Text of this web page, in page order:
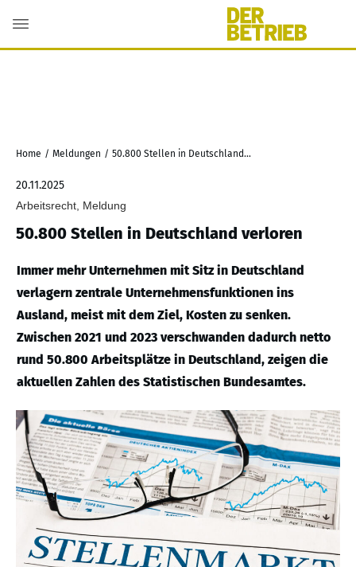
Home / Meldungen / 50.800 Stellen in Deutschland verloren
20.11.2025
Arbeitsrecht, Meldung
50.800 Stellen in Deutschland verloren
Immer mehr Unternehmen mit Sitz in Deutschland
verlagern zentrale Unternehmensfunktionen ins
Ausland, meist mit dem Ziel, Kosten zu senken.
Zwischen 2021 und 2023 verschwanden dadurch netto
rund 50.800 Arbeitsplätze in Deutschland, zeigen die
aktuellen Zahlen des Statistischen Bundesamtes.